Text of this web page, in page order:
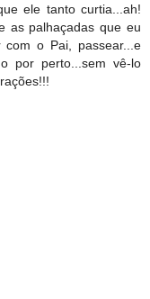
ele tanto curtia...ah!
as palhaçadas que eu
o Pai, passear...e
por perto...sem vê-lo